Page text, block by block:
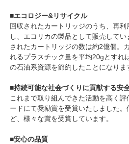
■エコロジー&リサイクル
回収されたカートリッジのうち、再
し、エコリカの製品として販売して
されたカートリッジの数は約2億個。
れるプラスチック量を平均20gとすれ
の石油系資源を節約したことになりま
■持続可能な社会づくりに貢献する安
これまで取り組んできた活動を高く
ードにて奨励賞を受賞いたしました
ど、様々な賞を受賞しています。
■安心の品質